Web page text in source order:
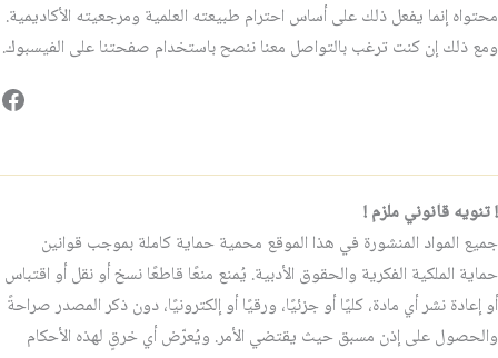
محتواه إنما يفعل ذلك على أساس احترام طبيعته العلمية ومرجعيته الأكاديمية.
ومع ذلك إن كنت ترغب بالتواصل معنا ننصح باستخدام صفحتنا على الفيسبوك.
! تنويه قانوني ملزم !
جميع المواد المنشورة في هذا الموقع محمية حماية كاملة بموجب قوانين
حماية الملكية الفكرية والحقوق الأدبية. يُمنع منعًا قاطعًا نسخ أو نقل أو اقتباس
أو إعادة نشر أي مادة، كليًا أو جزئيًا، ورقيًا أو إلكترونيًا، دون ذكر المصدر صراحةً
والحصول على إذن مسبق حيث يقتضي الأمر. ويُعرّض أي خرقٍ لهذه الأحكام